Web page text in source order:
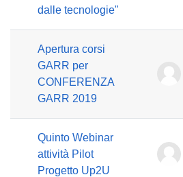
dalle tecnologie"
Apertura corsi
GARR per
CONFERENZA
GARR 2019
Quinto Webinar
attività Pilot
Progetto Up2U